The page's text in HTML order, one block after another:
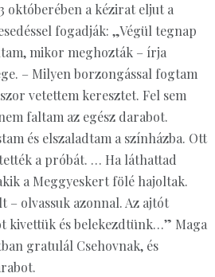
októberében a kézirat eljut a
fogadják: „Végül tegnap
mikor meghozták – írja
– Milyen borzongással fogtam
vetettem keresztet. Fel sem
faltam az egész darabot.
és elszaladtam a színházba. Ott
a próbát. … Ha láthattad
a Meggyeskert fölé hajoltak.
– olvassuk azonnal. Az ajtót
kivettük és belekezdtünk…” Maga
gratulál Csehovnak, és